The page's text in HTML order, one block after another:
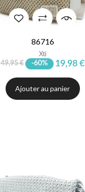
86716
Xti
49,95 € -60% 19,98 €
Ajouter au panier